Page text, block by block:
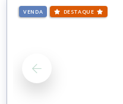
VENDA DESTAQUE